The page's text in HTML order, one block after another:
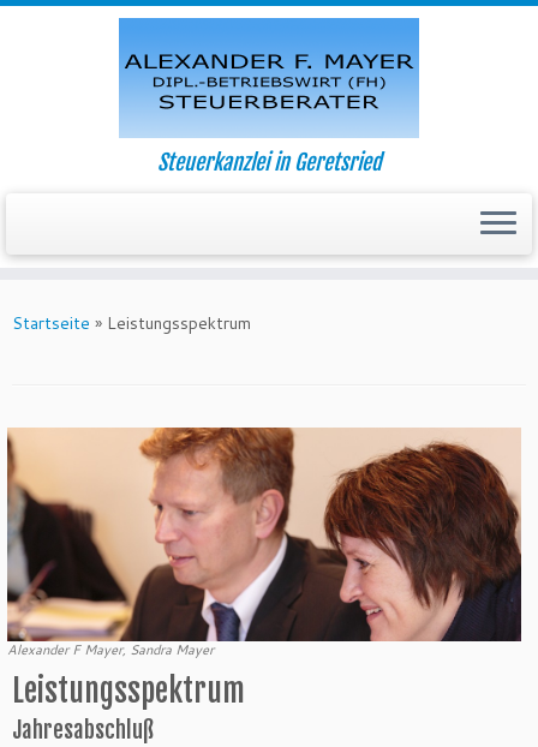
Steuerkanzlei in Geretsried
Startseite » Leistungsspektrum
Alexander F Mayer, Sandra Mayer
Leistungsspektrum
Jahresabschluß